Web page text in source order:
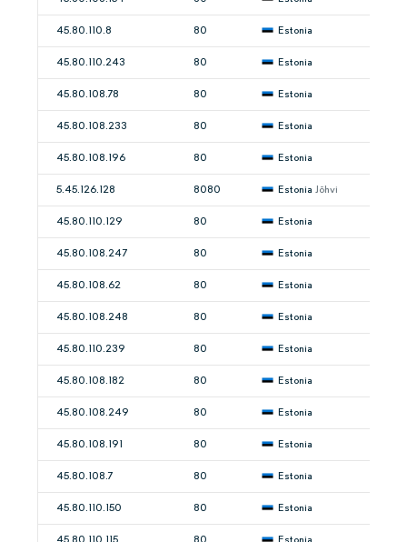
45.80.110.8 80 Estonia
45.80.110.243 80 Estonia
45.80.108.78 80 Estonia
45.80.108.233 80 Estonia
45.80.108.196 80 Estonia
5.45.126.128 8080 Estonia Jõhvi
45.80.110.129 80 Estonia
45.80.108.247 80 Estonia
45.80.108.62 80 Estonia
45.80.108.248 80 Estonia
45.80.110.239 80 Estonia
45.80.108.182 80 Estonia
45.80.108.249 80 Estonia
45.80.108.191 80 Estonia
45.80.108.7 80 Estonia
45.80.110.150 80 Estonia
45.80.110.115 80 Estonia